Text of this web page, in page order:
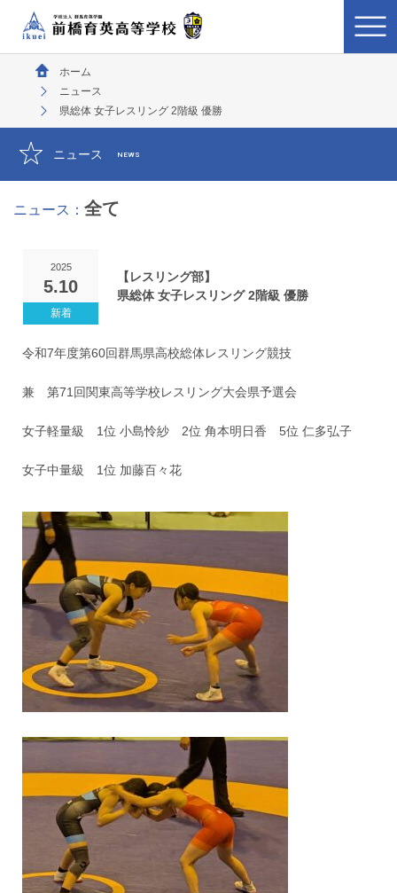
ホーム
ニュース
県総体 女子レスリング 2階級 優勝
ニュース NEWS
ニュース： 全て
2025
5.10
【レスリング部】
県総体 女子レスリング 2階級 優勝
令和7年度第60回群馬県高校総体レスリング競技
兼 第71回関東高等学校レスリング大会県予選会
女子軽量級 1位 小島怜紗 2位 角本明日香 5位 仁多弘子
女子中量級 1位 加藤百々花